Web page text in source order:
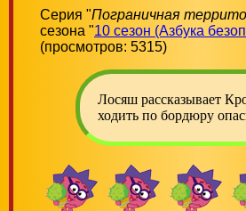
Серия "Пограничная
сезона "10 сезон (Азбука
(просмотров: 5315)
Лосяш рассказывает
ходить по бордюру